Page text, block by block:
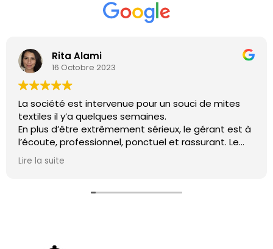
Rita Alami
16 Octobre 2023
La société est intervenue pour un souci de mites
textiles il y’a quelques semaines.
En plus d’être extrêmement sérieux, le gérant est à
l’écoute, professionnel, ponctuel et rassurant. Le
souci a été éradiqué en quelques heures. De plus, le
gérant a su me rassurer concernant une autre
Je ne peux que recommander leurs services.
Lire la suite